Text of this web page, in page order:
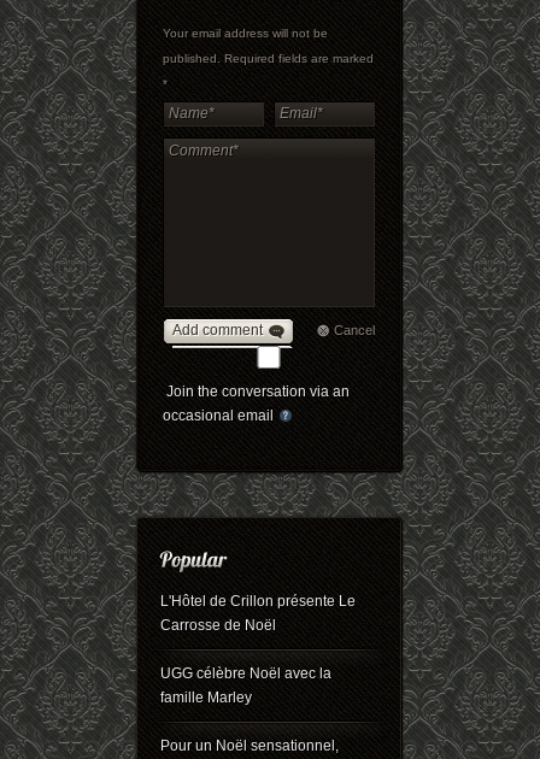
Your email address will not be
published. Required fields are marked
*
Add comment Cancel
Join the conversation via an
occasional email
L'Hôtel de Crillon présente Le
Carrosse de Noël
UGG célèbre Noël avec la
famille Marley
Pour un Noël sensationnel,